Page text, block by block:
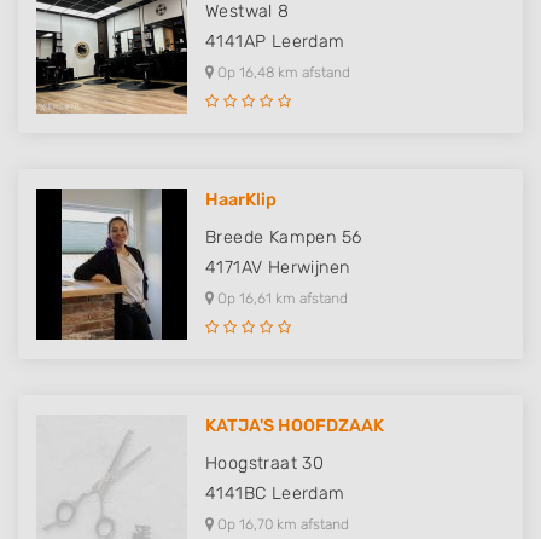
Westwal 8
4141AP Leerdam
Op 16,48 km afstand
HaarKlip
Breede Kampen 56
4171AV Herwijnen
Op 16,61 km afstand
KATJA'S HOOFDZAAK
Hoogstraat 30
4141BC Leerdam
Op 16,70 km afstand